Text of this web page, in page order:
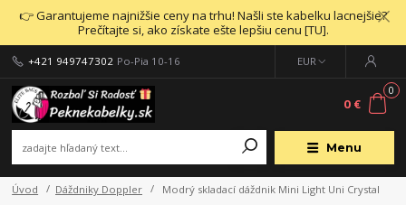
👉 Garantujeme najnižšie ceny na trhu! Našli ste kabelku lacnejšie?
Prečítajte si, ako získate ešte lepšiu cenu [TU].
Menu
EUR
+421 949747302 Po-Pia 10-16
0
0 €
Úvod Dáždniky Doppler
Modrý skladací dáždnik Mini Light Uni Crystal